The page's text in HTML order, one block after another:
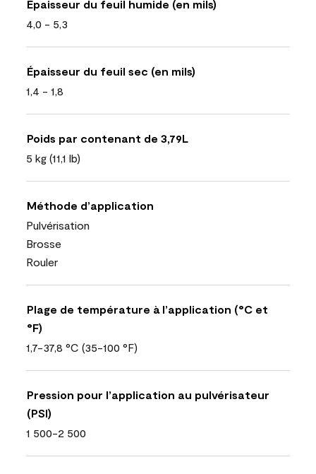
Épaisseur du feuil humide (en mils)
4,0 - 5,3
Épaisseur du feuil sec (en mils)
1,4 - 1,8
Poids par contenant de 3,79L
5 kg (11,1 lb)
Méthode d’application
Pulvérisation
Brosse
Rouler
Plage de température à l’application (°C et
°F)
1,7-37,8 °C (35-100 °F)
Pression pour l’application au pulvérisateur
(PSI)
1 500-2 500